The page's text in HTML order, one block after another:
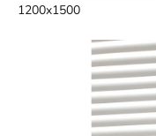
1200x1500